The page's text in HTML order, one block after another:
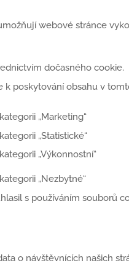
webové stránce
dočasného cookie.
poskytování obsahu v
„Marketing“
„Statistické“
„Výkonnostní“
„Nezbytné“
s používáním souborů
o návštěvnících našich